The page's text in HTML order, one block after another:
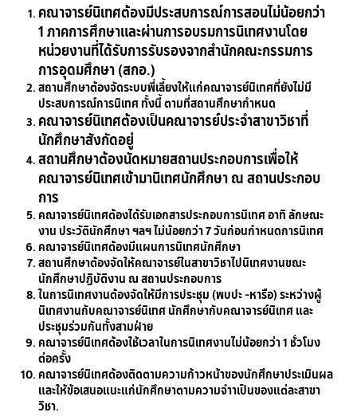
คณาจารย์นิเทศต้องมีประสบการณ์การสอนไม่น้อยกว่า
1 ภาคการศึกษาและผ่านการอบรมการนิเทศงานโดย
หน่วยงานที่ได้รับการรับรองจากสำนักคณะกรรมการ
การอุดมศึกษา (สกอ.)
สถานศึกษาต้องจัดระบบพี่เลี้ยงให้แก่คณาจารย์นิเทศที่ยังไม่มี
ประสบการณ์การนิเทศ ทั้งนี้ ตามที่สถานศึกษากำหนด
คณาจารย์นิเทศต้องเป็นคณาจารย์ประจำสาขาวิชาที่
นักศึกษาสังกัดอยู่
สถานศึกษาต้องนัดหมายสถานประกอบการเพื่อให้
คณาจารย์นิเทศเข้ามานิเทศนักศึกษา ณ สถานประกอบ
การ
คณาจารย์นิเทศต้องได้รับเอกสารประกอบการนิเทศ อาทิ ลักษณะ
งาน ประวัตินักศึกษา ฯลฯ ไม่น้อยกว่า 7 วันก่อนกำหนดการนิเทศ
คณาจารย์นิเทศต้องมีแผนการนิเทศนักศึกษา
สถานศึกษาต้องจัดให้คณาจารย์ในสาขาวิชาไปนิเทศงานขณะ
นักศึกษาปฏิบัติงาน ณ สถานประกอบการ
ในการนิเทศงานต้องจัดให้มีการประชุม (พบปะ -หารือ) ระหว่างผู้
นิเทศงานกับคณาจารย์นิเทศ นักศึกษากับคณาจารย์นิเทศ และ
ประชุมร่วมกันทั้งสามฝ่าย
คณาจารย์นิเทศต้องใช้เวลาในการนิเทศงานไม่น้อยกว่า 1 ชั่วโมง
ต่อครั้ง
คณาจารย์นิเทศต้องติดตามความก้าวหน้าของนักศึกษาประเมินผล
และให้ข้อเสนอแนะแก่นักศึกษาตามความจำาเป็นของแต่ละสาขา
วิชา.